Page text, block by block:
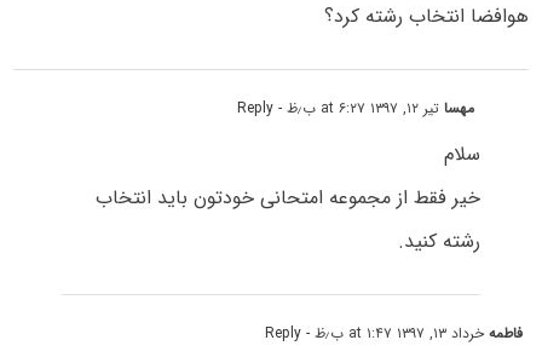
هوافضا انتخاب رشته کرد؟
مهساتیر ۱۲, ۱۳۹۷ at ۶:۲۷ ب٫ظ - Reply
سلام
خیر فقط از مجموعه امتحانی خودتون باید انتخاب
رشته کنید.
فاطمهخرداد ۱۳, ۱۳۹۷ at ۱:۴۷ ب٫ظ - Reply